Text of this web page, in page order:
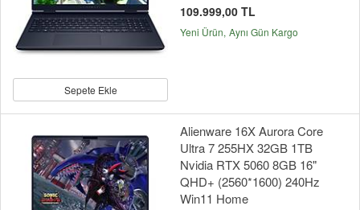
Sepete Ekle
109.999,00 TL
Yeni Ürün Aynı Gün Kargo
Alienware 16X Aurora Core
Ultra 7 255HX 32GB 1TB
Nvidia RTX 5060 8GB 16"
QHD+ (2560*1600) 240Hz
Win11 Home